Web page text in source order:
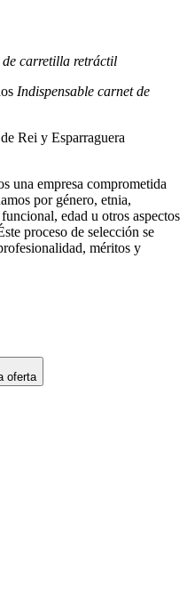
de carretilla retráctil
Indispensable carnet de
Rei y Esparraguera
una empresa comprometida
por género, etnia,
edad u otros aspectos
proceso de selección se
méritos y
oferta